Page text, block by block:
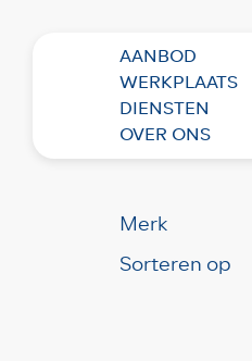
AANBOD
WERKPLAATS
DIENSTEN
OVER ONS
BEKIJK
(81)